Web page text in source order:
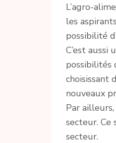
L’agro-
les
possibilité
C’est
possibilités
choisissant
nouveaux
Par
secteur. Ce
secteur.